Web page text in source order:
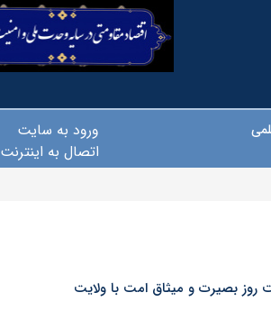
ورود به سایت
اتصال به اینترنت
روز بصیرت و میثاق امت با ولایت